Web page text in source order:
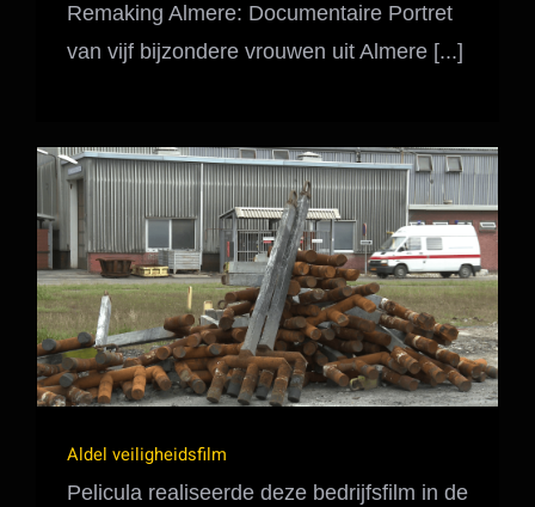
Remaking Almere: Documentaire Portret
van vijf bijzondere vrouwen uit Almere [...]
Aldel veiligheidsfilm
Aldel veiligheidsfilm
Pelicula realiseerde deze bedrijfsfilm in de